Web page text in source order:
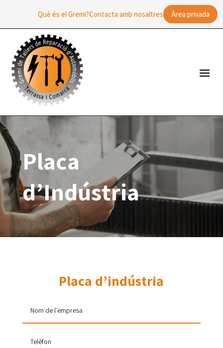
Què és el Gremi?Contacta amb nosaltres Àrea privada
Placa
d’Indústria
Placa d’indústria